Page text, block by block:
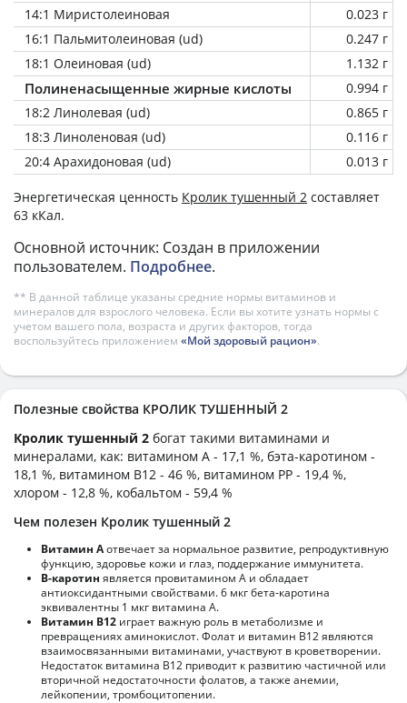
14:1 Миристолеиновая
0.023 г
16:1 Пальмитолеиновая (ud)
0.247 г
18:1 Олеиновая (ud)
1.132 г
Полиненасыщенные жирные кислоты
0.994 г
18:2 Линолевая (ud)
0.865 г
18:3 Линоленовая (ud)
0.116 г
20:4 Арахидоновая (ud)
0.013 г
Энергетическая ценность Кролик тушенный 2 составляет
63 кКал.
Основной источник: Создан в приложении
пользователем. Подробнее.
** В данной таблице указаны средние нормы витаминов и
минералов для взрослого человека. Если вы хотите узнать нормы с
учетом вашего пола, возраста и других факторов, тогда
воспользуйтесь приложением «Мой здоровый рацион».
Полезные свойства КРОЛИК ТУШЕННЫЙ 2
Кролик тушенный 2 богат такими витаминами и
минералами, как: витамином А - 17,1 %, бэта-каротином -
18,1 %, витамином B12 - 46 %, витамином PP - 19,4 %,
хлором - 12,8 %, кобальтом - 59,4 %
Чем полезен Кролик тушенный 2
Витамин Аотвечает за нормальное развитие, репродуктивную
функцию, здоровье кожи и глаз, поддержание иммунитета.
В-каротин является провитамином А и обладает
антиоксидантными свойствами. 6 мкг бета-каротина
эквивалентны 1 мкг витамина А.
Витамин В12 играет важную роль в метаболизме и
превращениях аминокислот. Фолат и витамин В12 являются
взаимосвязанными витаминами, участвуют в кроветворении.
Недостаток витамина В12 приводит к развитию частичной или
вторичной недостаточности фолатов, а также анемии,
лейкопении, тромбоцитопении.